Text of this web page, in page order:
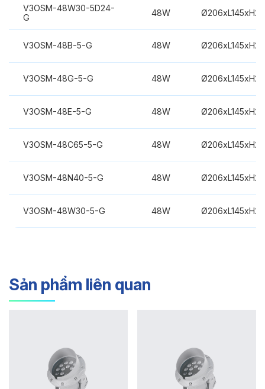
V3OSM-48W30-5D24-
G
48W
V3OSM-48B-5-G 48W
V3OSM-48G-5-G 48W
V3OSM-48E-5-G 48W
V3OSM-48C65-5-G 48W
V3OSM-48N40-5-G 48W
V3OSM-48W30-5-G 48W
Sản phẩm liên quan